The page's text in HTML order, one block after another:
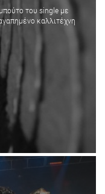
του single με
καλλιτέχνη